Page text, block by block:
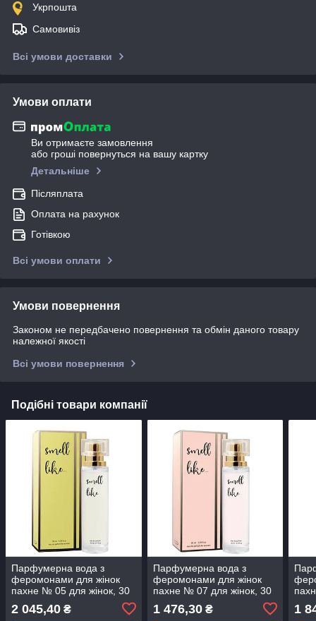
Укрпошта
Самовивіз
Всі умови доставки
Умови оплати
Ви отримаєте замовлення
або гроші повернуться на вашу картку
Детальніше
Післяплата
Оплата на рахунок
Готівкою
Всі умови оплати
Умови повернення
Законом не передбачено повернення та обмін даного товару
належної якості
Всі умови повернення
Подібні товари компанії
Парфумерна вода з
феромонами для жінок
пахне № 05 для жінок, 30
2 045,40 ₴
Парфумерна вода з
феромонами для жінок
пахне № 07 для жінок, 30
1 476,30₴ 1